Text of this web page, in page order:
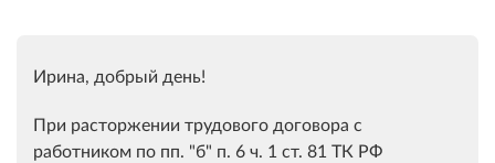
Ирина, добрый день!
При расторжении трудового договора с
работником по пп. "б" п. 6 ч. 1 ст. 81 ТК РФ